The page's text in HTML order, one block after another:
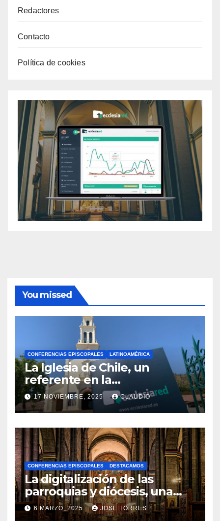
Redactores
Contacto
Política de cookies
You missed
CONFERENCIAS EPISCOPALES LATINOAMÉRICA
La Iglesia de Chile, un
referente en la
transformación digital
gracias a Ecclesiared
17 NOVIEMBRE, 2025 CLAUDIO
N
O
H
A
Y
C
O
M
CONFERENCIAS EPISCOPALES DESTACAMOS
La digitalización de las
parroquias y diócesis, una
realidad ya para el futuro de
la Iglesia
6 MARZO, 2025 JOSE TORRES